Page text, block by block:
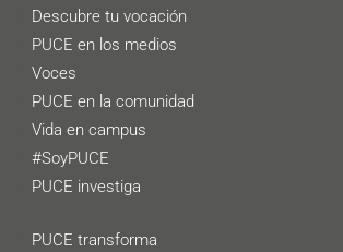
Descubre tu vocación
PUCE en los medios
Voces
PUCE en la comunidad
Vida en campus
#SoyPUCE
PUCE investiga
PUCE transforma